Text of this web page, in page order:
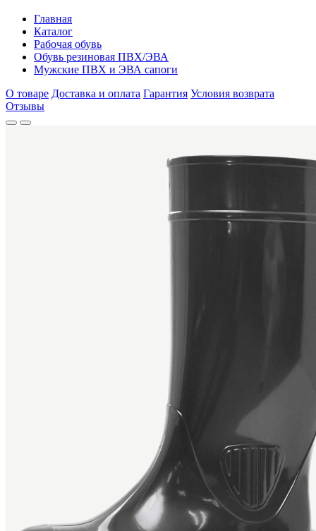
Главная
Каталог
Рабочая обувь
Обувь резиновая ПВХ/ЭВА
Мужские ПВХ и ЭВА сапоги
О товаре Доставка и оплата Гарантия Условия возврата
Отзывы